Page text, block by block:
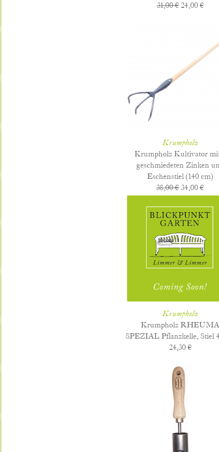
31,00 € 24,00 €
Krumpholz
Krumpholz Kultivator
geschmiedeten Zinken
Eschenstiel (140 cm)
38,00 € 34,00 €
Krumpholz
Krumpholz RHEUMA
SPEZIAL Pflanzkelle, Stiel
24,30 €